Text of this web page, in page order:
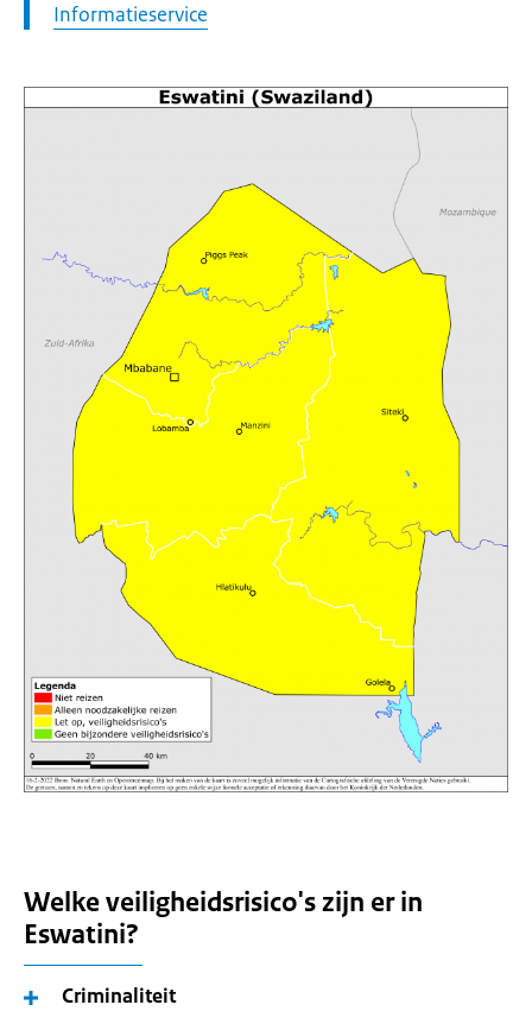
Informatieservice
Welke veiligheidsrisico's zijn er in
Eswatini?
Criminaliteit